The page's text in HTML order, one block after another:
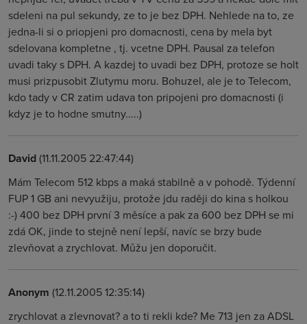
sdeleni na pul sekundy, ze to je bez DPH. Nehlede na to, ze
jedna-li si o priopjeni pro domacnosti, cena by mela byt
sdelovana kompletne , tj. vcetne DPH. Pausal za telefon
uvadi taky s DPH. A kazdej to uvadi bez DPH, protoze se holt
musi prizpusobit Zlutymu moru. Bohuzel, ale je to Telecom,
kdo tady v CR zatim udava ton pripojeni pro domacnosti (i
kdyz je to hodne smutny.....)
David(11.11.2005 22:47:44)
Mám Telecom 512 kbps a maká stabilně a v pohodě. Týdenní
FUP 1 GB ani nevyužiju, protože jdu raději do kina s holkou
:-) 400 bez DPH první 3 měsíce a pak za 600 bez DPH se mi
zdá OK, jinde to stejně není lepší, navíc se brzy bude
zlevňovat a zrychlovat. Můžu jen doporučit.
Anonym (12.11.2005 12:35:14)
zrychlovat a zlevnovat? a to ti rekli kde? Me 713 jen za ADSL